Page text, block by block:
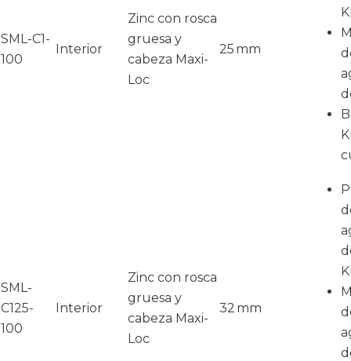
SML-C1-
100
Interior
Zinc con rosca
gruesa y
cabeza Maxi-
Loc
25 mm
SML-
C125-
100
Interior
Zinc con rosca
gruesa y
cabeza Maxi-
Loc
32 mm